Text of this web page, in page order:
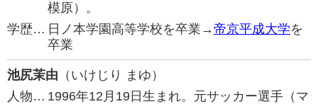
模原）。
学歴… 日ノ本学園高等学校を卒業→帝京平成大学を
卒業
池尻茉由 （いけじり まゆ）
人物… 1996年12月19日生まれ。元サッカー選手（マ